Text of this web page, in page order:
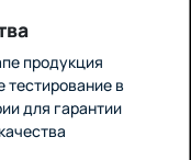
продукция
тестирование в
для гарантии